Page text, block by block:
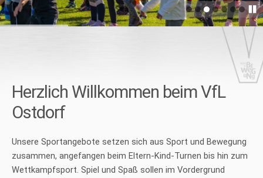
Herzlich Willkommen beim VfL
Ostdorf
Unsere Sportangebote setzen sich aus Sport und Bewegung
zusammen, angefangen beim Eltern-Kind-Turnen bis hin zum
Wettkampfsport. Spiel und Spaß sollen im Vordergrund